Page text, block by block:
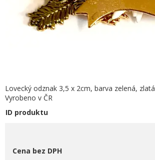
Lovecký odznak 3,5 x 2cm, barva zelená, zlatá
Vyrobeno v ČR
ID produktu
Cena bez DPH